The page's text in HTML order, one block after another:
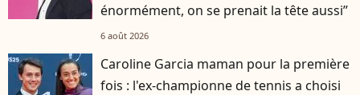
énormément, on se prenait la tête aussi”
6 août 2026
Caroline Garcia maman pour la première
fois : l'ex-championne de tennis a choisi